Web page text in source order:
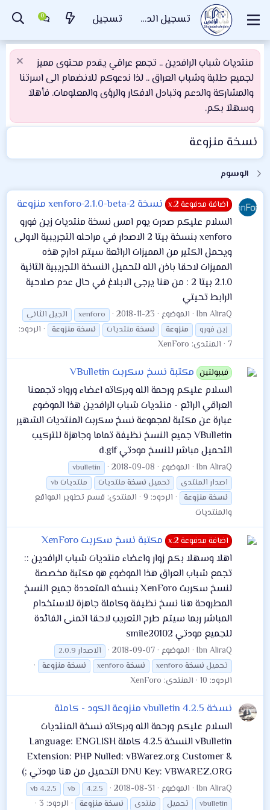
تسجيل الدخول تسجيل
منتديات شباب الرافدين .. تجمع عراقي يقدم محتوى مميز
لجميع طلبة وشباب العراق .. لذا ندعوكم للانضمام الى اسرتنا
والمشاركة والدعم وتبادل الافكار والرؤى والمعلومات. فأهلاَ
وسهلاَ بكم.
نسخة منزوعة
الوسوم
اضافة مدفوعة x.2 نسخة xenforo-2.1.0-beta-2 منزوعة
السلام عليكم صدرت يوم امس نسخة منتديات زين فورو
xenforo بنسخة بيتا 2 الاصدار في مراحله التجريبية الاولى
ويحمل الكثير من المميزات الرائعة سيتم ادارج هذه
المميزات لاحقا باذن الله لتحميل النسخة التجريبية الثانية
2.1.0 بيتا 2 : من هنا يرجى الابلاغ في حال عدم صلاحية
الرابط تحيتي
Ibn AliraQ الموضوع 2018-11-23
xenforo
الجيل الثاني
زين فورو
منزوعة نسخة منتديات نسخة منزوعة
الردود:
7 المنتدى: XenForo
فيبولتين مكتبة نسخ سكربت VBulletin
السلام عليكم ورحمة الله وبركاته اعضاء ورواد تجمعنا
العراقي الرائع - منتديات شباب الرافدين هذا الموضوع
عبارة عن مكتبة لمجموعة نسخ سكربت المنتديات الشهير
VBulletin جميع النسخ نظيفة تماما وجاهزة للتركيب
التحميل مباشر للنسخ مودتي d.gif
Ibn AliraQ الموضوع 2018-09-08
vbulletin
اصدار المنتدى
تحميل نسخة منتديات
منتديات vb
نسخة منزوعة الردود: 9 المنتدى: قسم تطوير المواقع
والمنتديات
اضافة مدفوعة x.2 مكتبة نسخ سكربت XenForo
اهلا وسهلا بكم زوار واعضاء منتديات شباب الرافدين ::
تجمع شباب العراق هذا الموضوع هو مكتبة مخصصة
لنسخ سكربت XenForo بنسخه المتعددة جميع النسخ
المطروحة هنا نسخ نظيفة وكاملة جاهزة للاستخدام
المباشر ربما سيتم طرح التعريب لاحقا اتمنى الفائدة
للجميع مودتي smile20102
Ibn AliraQ الموضوع 2018-09-07
الاصدار 2.0.9
تحميل نسخة نسخة نسخة منزوعة
الردود: 10 المنتدى: XenForo
نسخة vbulletin 4.2.5 منزوعة الكود - كاملة
السلام عليكم ورحمة الله وبركاته نسخة المنتديات
vBulletin النسخة 4.2.5 كاملة Language: ENGLISH
Extension: PHP Nulled: vBWarez.org Customer &
DNU Key: VBWAREZ.ORG التحميل من هنا مودتي ;)
Ibn AliraQ الموضوع 2018-08-31
4.2.5
vb
vb 4.2.5
vbulletin
تحميل منتدى نسخة منزوعة الردود: 3